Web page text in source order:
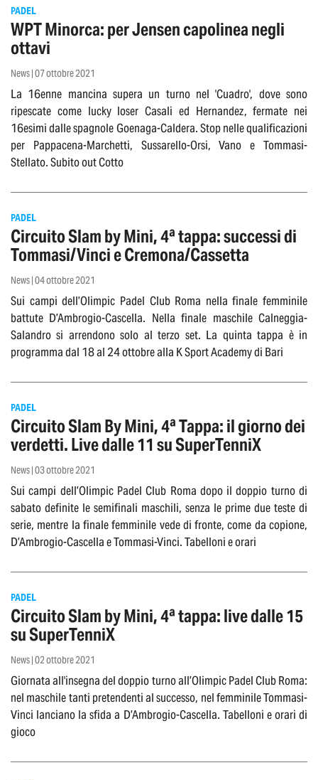
PADEL
WPT Minorca: per Jensen capolinea negli
ottavi
News | 07 ottobre 2021
La 16enne mancina supera un turno nel 'Cuadro', dove sono
ripescate come lucky loser Casali ed Hernandez, fermate nei
16esimi dalle spagnole Goenaga-Caldera. Stop nelle qualificazioni
per Pappacena-Marchetti, Sussarello-Orsi, Vano e Tommasi-
Stellato. Subito out Cotto
PADEL
Circuito Slam by Mini, 4ª tappa: successi di
Tommasi/Vinci e Cremona/Cassetta
News | 04 ottobre 2021
Sui campi dell’Olimpic Padel Club Roma nella finale femminile
battute D’Ambrogio-Cascella. Nella finale maschile Calneggia-
Salandro si arrendono solo al terzo set. La quinta tappa è in
programma dal 18 al 24 ottobre alla K Sport Academy di Bari
PADEL
Circuito Slam By Mini, 4ª Tappa: il giorno dei
verdetti. Live dalle 11 su SuperTenniX
News | 03 ottobre 2021
Sui campi dell’Olimpic Padel Club Roma dopo il doppio turno di
sabato definite le semifinali maschili, senza le prime due teste di
serie, mentre la finale femminile vede di fronte, come da copione,
D’Ambrogio-Cascella e Tommasi-Vinci. Tabelloni e orari
PADEL
Circuito Slam by Mini, 4ª tappa: live dalle 15
su SuperTenniX
News | 02 ottobre 2021
Giornata all'insegna del doppio turno all’Olimpic Padel Club Roma:
nel maschile tanti pretendenti al successo, nel femminile Tommasi-
Vinci lanciano la sfida a D’Ambrogio-Cascella. Tabelloni e orari di
gioco